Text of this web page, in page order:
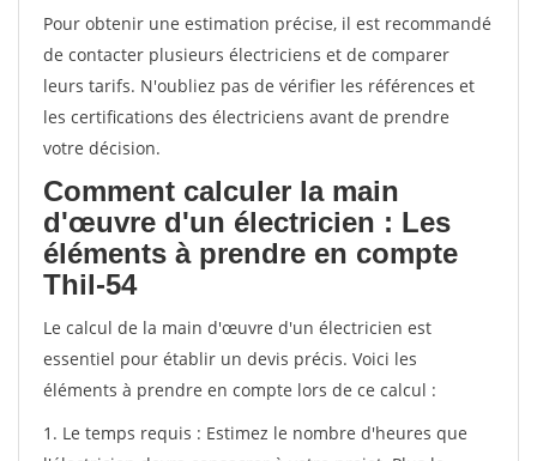
Pour obtenir une estimation précise, il est recommandé
de contacter plusieurs électriciens et de comparer
leurs tarifs. N'oubliez pas de vérifier les références et
les certifications des électriciens avant de prendre
votre décision.
Comment calculer la main
d'œuvre d'un électricien : Les
éléments à prendre en compte
Thil-54
Le calcul de la main d'œuvre d'un électricien est
essentiel pour établir un devis précis. Voici les
éléments à prendre en compte lors de ce calcul :
1. Le temps requis : Estimez le nombre d'heures que